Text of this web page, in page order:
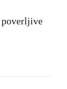
poverljive